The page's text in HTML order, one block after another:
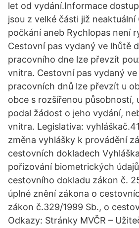
let od vydání.Informace
jsou z velké části již neaktuální
počkání aneb Rychlopas není
Cestovní pas vydaný ve lhůtě
pracovního dne lze převzít
vnitra. Cestovní pas vydaný
pracovních dnů lze převzít u
obce s rozšířenou působností,
podal žádost o jeho vydání,
vnitra. Legislativa:
změna vyhlášky k provádění
cestovních dokladech
pořizování biometrických
cestovního dokladu zákon č.
úplné znění zákona o
zákon č.329/1999 Sb., o
Odkazy: Stránky MVČR –